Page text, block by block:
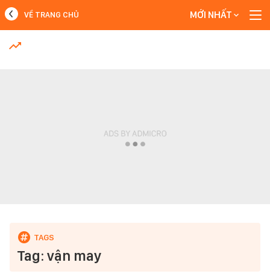
MỚI NHẤT
VỀ TRANG CHỦ MỚI NHẤT
Tag: vận may